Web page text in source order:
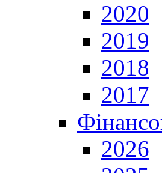
2020
2019
2018
2017
2026